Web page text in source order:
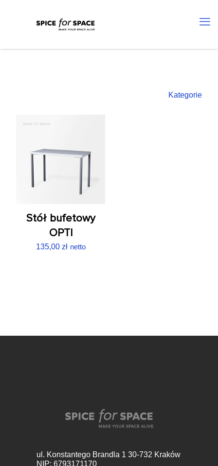
Kategorie
Stół bufetowy
OPTI
135,00 zł netto
ul. Konstantego Brandla 1 30-732 Kraków
NIP: 6793171170